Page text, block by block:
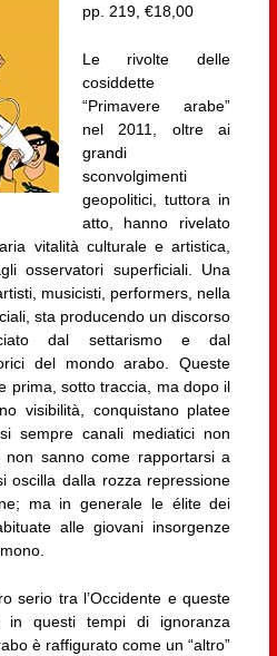
pp. 219, €18,00
Le rivolte delle
cosiddette
“Primavere arabe”
nel 2011, oltre ai
grandi
sconvolgimenti
geopolitici, tuttora in
atto, hanno rivelato
vitalità culturale e artistica,
osservatori superficiali. Una
musicisti, performers, nella
sta producendo un discorso
dal settarismo e dal
del mondo arabo. Queste
prima, sotto traccia, ma dopo il
visibilità, conquistano platee
sempre canali mediatici non
sanno come rapportarsi a
oscilla dalla rozza repressione
ma in generale le élite dei
alle giovani insorgenze
serio tra l’Occidente e queste
in questi tempi di ignoranza
è raffigurato come un “altro”